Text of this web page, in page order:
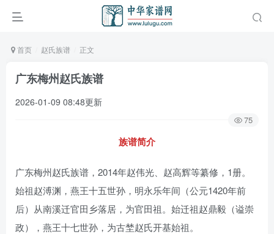
首页 赵氏族谱 正文
广东梅州赵氏族谱
2026-01-09 08:48更新
75
族谱简介
广东梅州赵氏族谱，2014年赵伟光、赵高辉等纂修，1册。
始祖赵溥渊，燕王十五世孙，明永乐年间（公元1420年前
后）从南溪迁官田乡落居，为官田祖。始迁祖赵鼎毅（谥崇
政），燕王十七世孙，为古埜赵氏开基始祖。